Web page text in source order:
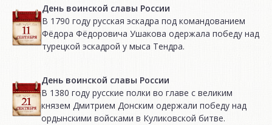
День воинской славы России
В 1790 году русская эскадра под командованием
Фёдора Фёдоровича Ушакова одержала победу над
турецкой эскадрой у мыса Тендра.
День воинской славы России
В 1380 году русские полки во главе с великим
князем Дмитрием Донским одержали победу над
ордынскими войсками в Куликовской битве.